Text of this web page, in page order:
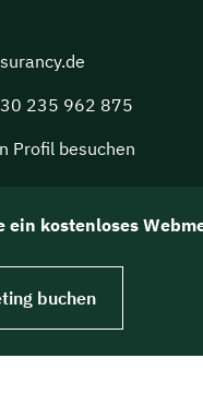
235 962 875
Profil besuchen
ein kostenloses
buchen